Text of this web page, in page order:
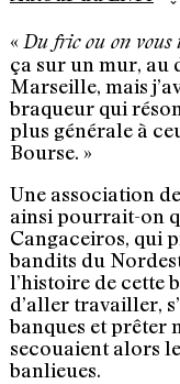
« Du fric ou on vous
ça sur un mur, au
Marseille, mais
braqueur qui
plus générale à
Bourse. »
Une association
ainsi pourrait-on
Cangaceiros, qui
bandits du
l’histoire de cette
d’aller travailler,
banques et prêter
secouaient alors
banlieues.